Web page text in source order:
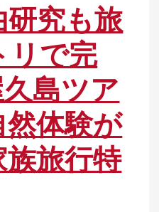
究も旅
リで完
島ツア
体験が
旅行特